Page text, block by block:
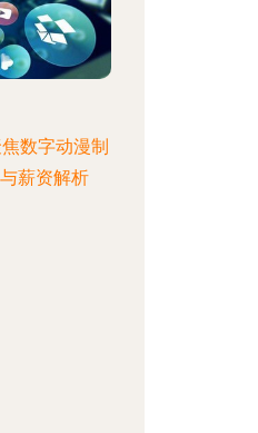
数字动漫制
薪资解析